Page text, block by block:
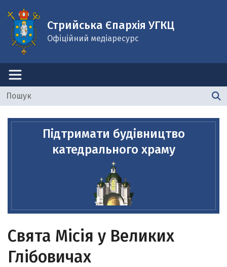
Стрийська Єпархія УГКЦ
Офіційний медіаресурс
Підтримати будівництво
катедрального храму
Свята Місія у Великих
Глібовичах